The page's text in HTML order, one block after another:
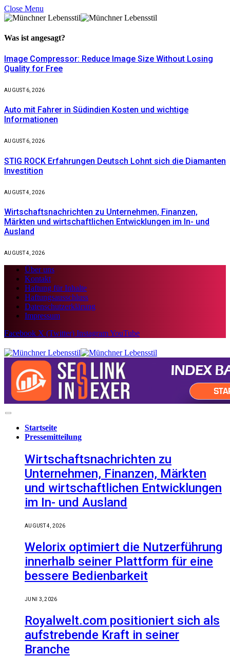
Close Menu
Was ist angesagt?
Image Compressor: Reduce Image Size Without Losing
Quality for Free
AUGUST 6, 2026
Auto mit Fahrer in Südindien Kosten und wichtige
Informationen
AUGUST 6, 2026
STIG ROCK Erfahrungen Deutsch Lohnt sich die Diamanten
Investition
AUGUST 4, 2026
Wirtschaftsnachrichten zu Unternehmen, Finanzen,
Märkten und wirtschaftlichen Entwicklungen im In- und
Ausland
AUGUST 4, 2026
Über uns
Kontakt
Haftung für Inhalte
Haftungsausschluss
Datenschutzerklärung
Impressum
Facebook X (Twitter) InstagramYouTube
Startseite
Pressemitteilung
Wirtschaftsnachrichten zu
Unternehmen, Finanzen, Märkten
und wirtschaftlichen Entwicklungen
im In- und Ausland
AUGUST 4, 2026
Welorix optimiert die Nutzerführung
innerhalb seiner Plattform für eine
bessere Bedienbarkeit
JUNI 3, 2026
Royalwelt.com positioniert sich als
aufstrebende Kraft in seiner
Branche